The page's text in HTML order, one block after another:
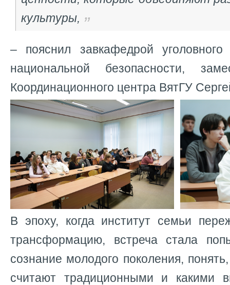
культуры,
– пояснил завкафедрой
национальной безопасности,
Координационного центра ВятГУ
В эпоху, когда институт семьи
трансформацию, встреча стала
сознание молодого поколения,
считают традиционными и какими